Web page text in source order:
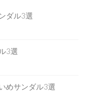
ダル3選
3選
めサンダル3選